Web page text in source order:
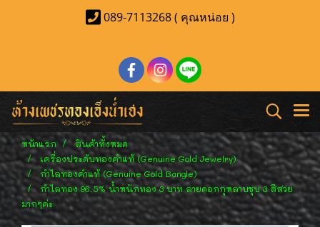
089-7113268 ( คุณหน่อย )
หน้าแรก
สินค้าทั้งหมด
เครื่องประดับทองคำแท้ (Genuine Gold Jewelry)
กำไลทองคำแท้ (Genuine Gold Bangle)
กำไลทอง 96.5% น้ำหนักทอง 3 บาท ลายดอกกุหลาบชุบ 3 สีสวย
มากๆค่ะ